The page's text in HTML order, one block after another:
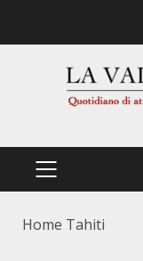
PRIMÄRES
Home Tahiti